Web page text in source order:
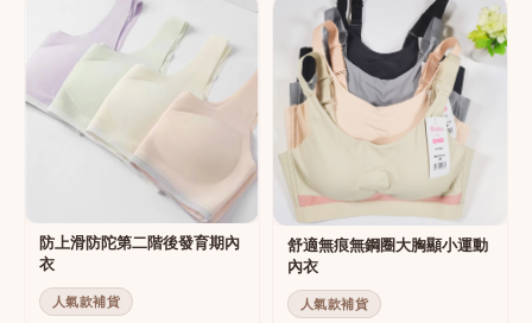
防上滑防陀第二階後發育期內
衣
人氣款補貨
舒適無痕無鋼圈大胸顯小運動
內衣
人氣款補貨